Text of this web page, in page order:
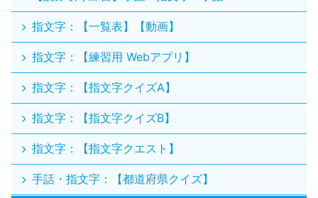
指文字：【一覧表】【動画】
指文字：【練習用 Webアプリ】
指文字：【指文字クイズA】
指文字：【指文字クイズB】
指文字：【指文字クエスト】
手話・指文字：【都道府県クイズ】